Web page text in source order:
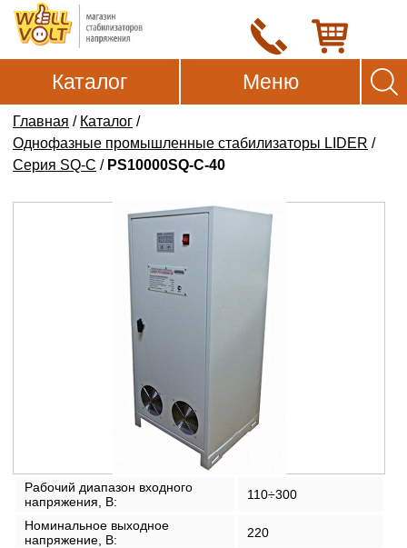
Каталог Меню
Главная / Каталог /
Однофазные промышленные стабилизаторы LIDER /
Серия SQ-C / PS10000SQ-C-40
Рабочий диапазон входного
напряжения, В:
110÷300
Номинальное выходное
напряжение, В:
220